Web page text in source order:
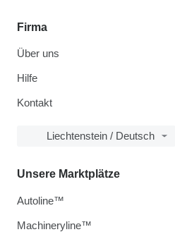
Firma
Über uns
Hilfe
Kontakt
Liechtenstein / Deutsch
Unsere Marktplätze
Autoline™
Machineryline™